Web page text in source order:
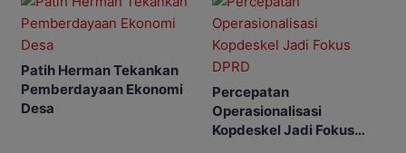
Patih Herman Tekankan
Pemberdayaan Ekonomi
Desa
Percepatan
Operasionalisasi
Kopdeskel Jadi Fokus